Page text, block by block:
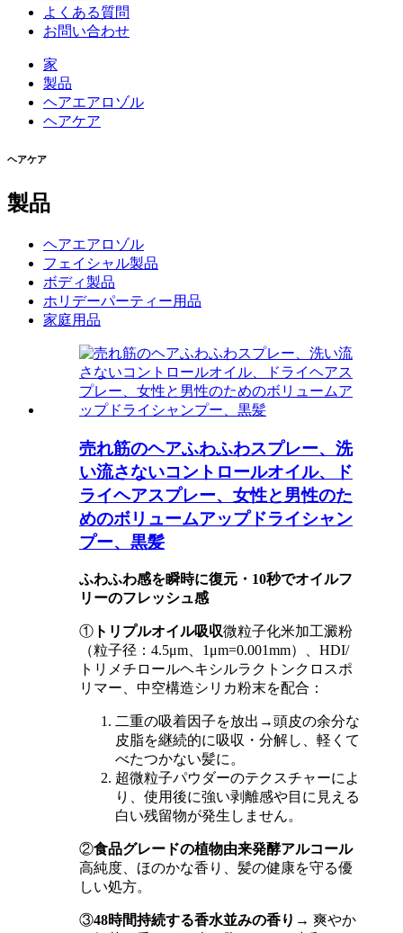
よくある質問
お問い合わせ
家
製品
ヘアエアロゾル
ヘアケア
ヘアケア
製品
ヘアエアロゾル
フェイシャル製品
ボディ製品
ホリデーパーティー用品
家庭用品
売れ筋のヘアふわふわスプレー、洗
い流さないコントロールオイル、ド
ライヘアスプレー、女性と男性のた
めのボリュームアップドライシャン
プー、黒髪
ふわふわ感を瞬時に復元・10秒でオイルフ
リーのフレッシュ感
① トリプルオイル吸収微粒子化米加工澱粉
（粒子径：4.5μm、1μm=0.001mm）、HDI/
トリメチロールヘキシルラクトンクロスポ
リマー、中空構造シリカ粉末を配合：
二重の吸着因子を放出→頭皮の余分な
皮脂を継続的に吸収・分解し、軽くて
べたつかない髪に。
超微粒子パウダーのテクスチャーによ
り、使用後に強い剥離感や目に見える
白い残留物が発生しません。
②食品グレードの植物由来発酵アルコール
高純度、ほのかな香り、髪の健康を守る優
しい処方。
③48時間持続する香水並みの香り → 爽やか